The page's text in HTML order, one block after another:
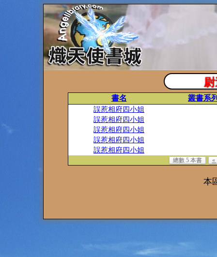
書名 叢書系
誤惹相府四小姐
誤惹相府四小姐
誤惹相府四小姐
誤惹相府四小姐
誤惹相府四小姐
總數 5 本書 «
本